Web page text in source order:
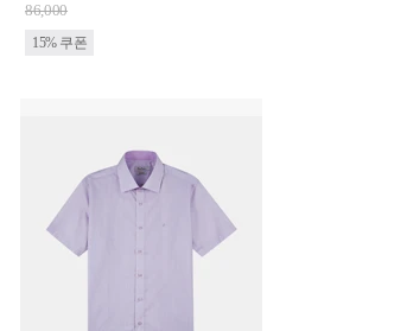
86,000
15% 쿠폰